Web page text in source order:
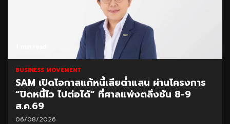
ก้หนี้เสียต่ำแสน ผ่านโครงการ
ด้” ที่ศาลแพ่งตลิ่งชัน 8-9
SCB Academy
2026 แชร์ผลสำ